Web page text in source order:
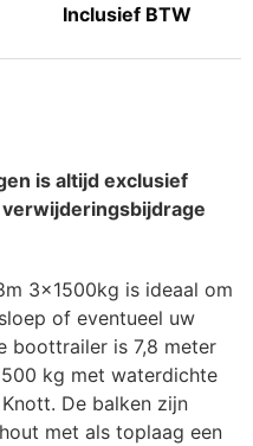
Inclusief BTW
is altijd exclusief
3x1500kg is ideaal om
of eventueel uw
boottrailer is 7,8 meter
kg met waterdichte
De balken zijn
met als toplaag een